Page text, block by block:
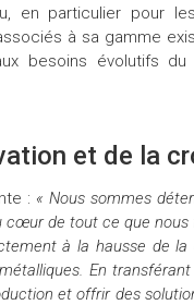
en particulier pour
à sa gamme
besoins évolutifs du
et de la
: « Nous sommes
de tout ce que nous
à la hausse de
En
et offrir des